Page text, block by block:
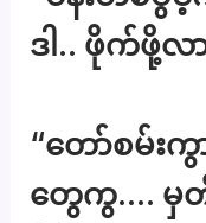
ဒါ.. ဖိုက်ဖို့လာ
“တော်စမ်းကွ
တွေကွ…. မှတ်